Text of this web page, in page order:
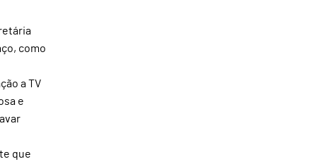
como
a TV
e
que